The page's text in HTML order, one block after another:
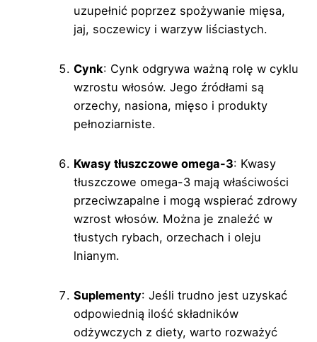
uzupełnić poprzez spożywanie mięsa,
jaj, soczewicy i warzyw liściastych.
Cynk: Cynk odgrywa ważną rolę w cyklu
wzrostu włosów. Jego źródłami są
orzechy, nasiona, mięso i produkty
pełnoziarniste.
Kwasy tłuszczowe omega-3: Kwasy
tłuszczowe omega-3 mają właściwości
przeciwzapalne i mogą wspierać zdrowy
wzrost włosów. Można je znaleźć w
tłustych rybach, orzechach i oleju
lnianym.
Suplementy: Jeśli trudno jest uzyskać
odpowiednią ilość składników
odżywczych z diety, warto rozważyć